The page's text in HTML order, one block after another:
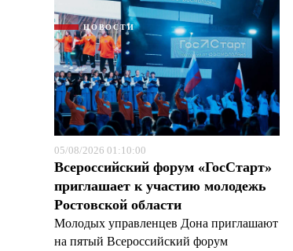
НОВОСТИ
05/08/2026 01:10:00
Всероссийский форум «ГосСтарт»
приглашает к участию молодежь
Ростовской области
Молодых управленцев Дона приглашают
на пятый Всероссийский форум